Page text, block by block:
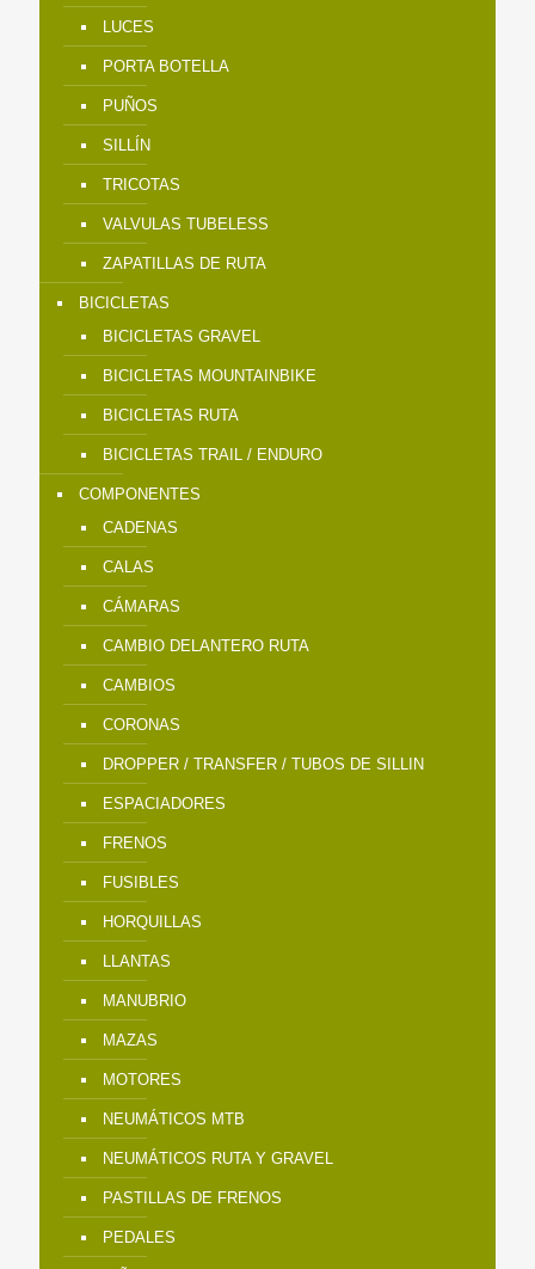
LUCES
PORTA BOTELLA
PUÑOS
SILLÍN
TRICOTAS
VALVULAS TUBELESS
ZAPATILLAS DE RUTA
BICICLETAS
BICICLETAS GRAVEL
BICICLETAS MOUNTAINBIKE
BICICLETAS RUTA
BICICLETAS TRAIL / ENDURO
COMPONENTES
CADENAS
CALAS
CÁMARAS
CAMBIO DELANTERO RUTA
CAMBIOS
CORONAS
DROPPER / TRANSFER / TUBOS DE SILLIN
ESPACIADORES
FRENOS
FUSIBLES
HORQUILLAS
LLANTAS
MANUBRIO
MAZAS
MOTORES
NEUMÁTICOS MTB
NEUMÁTICOS RUTA Y GRAVEL
PASTILLAS DE FRENOS
PEDALES